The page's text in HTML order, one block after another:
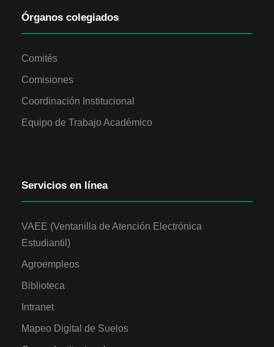
Órganos colegiados
Comités
Comisiones
Coordinación Institucional
Equipo de Trabajo Académico
Servicios en línea
VAEE (Ventanilla de Atención Electrónica
Estudiantil)
Agroempleos
Biblioteca
Intranet
Mapeo Digital de Suelos